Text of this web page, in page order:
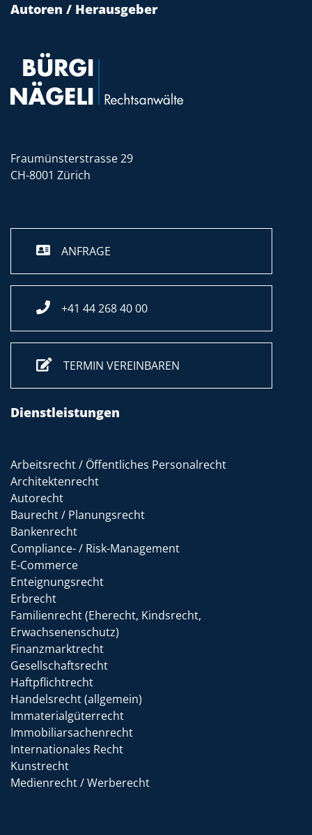
Autoren / Herausgeber
Fraumünsterstrasse 29
CH-8001 Zürich
ANFRAGE
+41 44 268 40 00
TERMIN VEREINBAREN
Dienstleistungen
Arbeitsrecht / Öffentliches Personalrecht
Architektenrecht
Autorecht
Baurecht / Planungsrecht
Bankenrecht
Compliance- / Risk-Management
E-Commerce
Enteignungsrecht
Erbrecht
Familienrecht (Eherecht, Kindsrecht,
Erwachsenenschutz)
Finanzmarktrecht
Gesellschaftsrecht
Haftpflichtrecht
Handelsrecht (allgemein)
Immaterialgüterrecht
Immobiliarsachenrecht
Internationales Recht
Kunstrecht
Medienrecht / Werberecht